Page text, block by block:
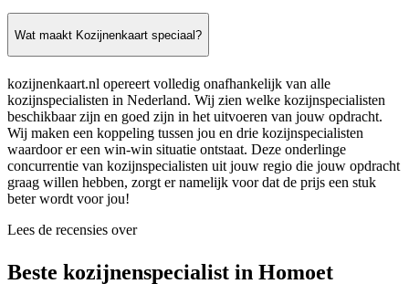
Wat maakt Kozijnenkaart speciaal?
kozijnenkaart.nl opereert volledig onafhankelijk van alle
kozijnspecialisten in Nederland. Wij zien welke kozijnspecialisten
beschikbaar zijn en goed zijn in het uitvoeren van jouw opdracht.
Wij maken een koppeling tussen jou en drie kozijnspecialisten
waardoor er een win-win situatie ontstaat. Deze onderlinge
concurrentie van kozijnspecialisten uit jouw regio die jouw opdracht
graag willen hebben, zorgt er namelijk voor dat de prijs een stuk
beter wordt voor jou!
Lees de recensies over
Beste kozijnenspecialist in Homoet